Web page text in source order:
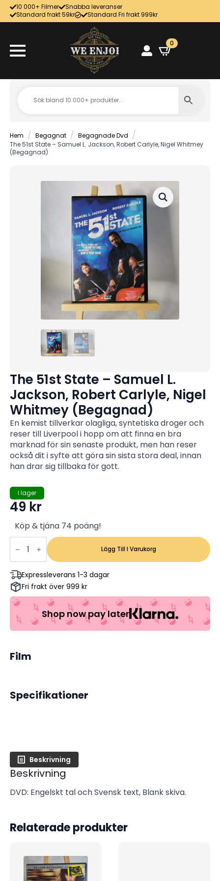
10 000+ Filmer
Snabba leveranser
Standard frakt 59kr
Standard Fri frakt 999kr
0
Hem Begagnat
Begagnade Dvd
The 51st State – Samuel L. Jackson, Robert Carlyle, Nigel Whitmey
(Begagnad)
The 51st State – Samuel L.
Jackson, Robert Carlyle, Nigel
Whitmey (Begagnad)
En kemist tillverkar olagliga, syntetiska droger och
reser till Liverpool i hopp om att finna en bra
marknad för sin senaste produkt, men han reser
också dit i syfte att göra sin sista stora deal, innan
han drar sig tillbaka för gott.
I lager
49 kr
Köp & tjäna 74 poäng!
The
51st
State
-
Samuel
L.
Jackson,
Robert
Carlyle,
Whitmey
(Begagnad)
mängd
Lägg Till I Varukorg
Expressleverans 1-3 dagar
Fri frakt över 999 kr
Shop now pay later
Film
Specifikationer
Beskrivning
Beskrivning
DVD: Engelskt tal och Svensk text, Blank skiva.
Relaterade produkter